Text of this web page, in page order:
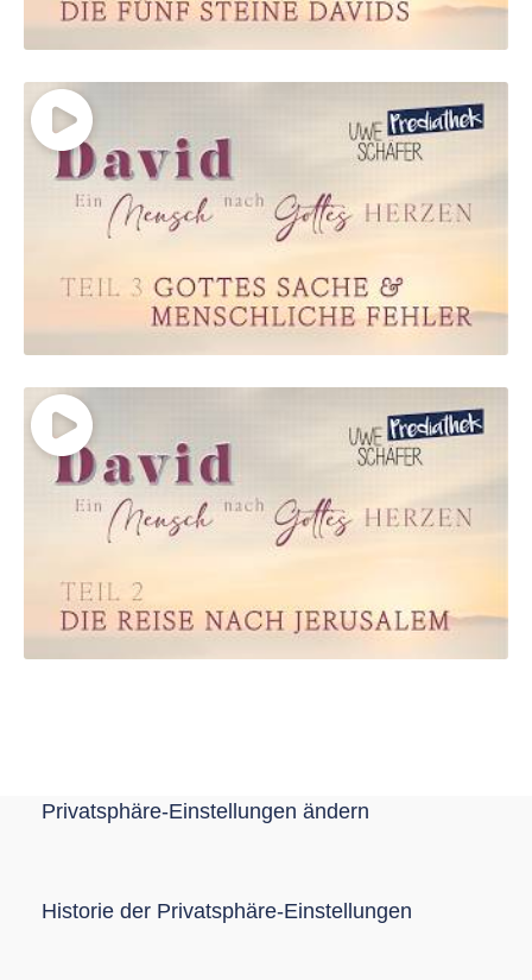
Privatsphäre-Einstellungen ändern
Historie der Privatsphäre-Einstellungen